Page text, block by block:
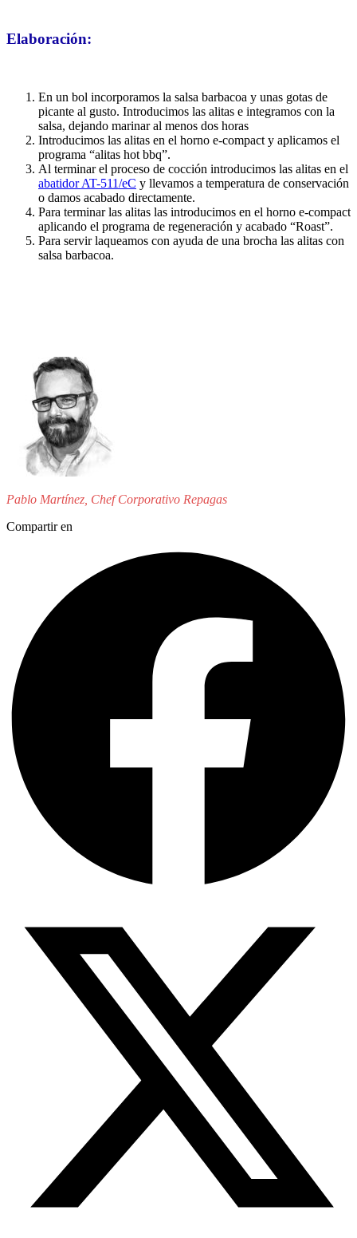
Elaboración:
En un bol incorporamos la salsa barbacoa y unas gotas de
picante al gusto. Introducimos las alitas e integramos con la
salsa, dejando marinar al menos dos horas
Introducimos las alitas en el horno e-compact y aplicamos el
programa “alitas hot bbq”.
Al terminar el proceso de cocción introducimos las alitas en el
abatidor AT-511/eC y llevamos a temperatura de conservación
o damos acabado directamente.
Para terminar las alitas las introducimos en el horno e-compact
aplicando el programa de regeneración y acabado “Roast”.
Para servir laqueamos con ayuda de una brocha las alitas con
salsa barbacoa.
Pablo Martínez, Chef Corporativo Repagas
Compartir en